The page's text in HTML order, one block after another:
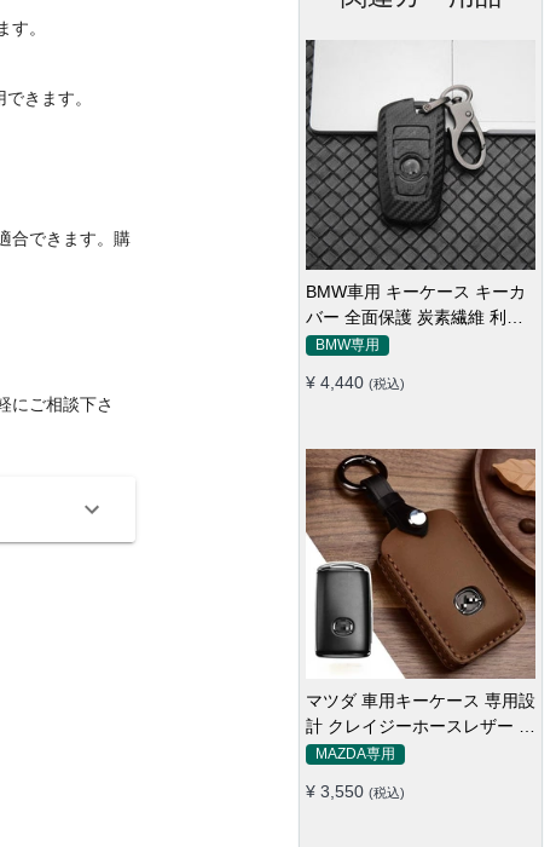
。
きます。
合できます。購
にご相談下さ
BMW車用 キーケース キーカ
バー 全面保護 炭素繊維 利便
性 取付簡単 防塵防水 落下防
G30 F11 X3 F25 X4 I3 M3 M4
BMW専用
¥ 4,440 (税込)
マツダ 車用キーケース 専用設
計 クレイジーホースレザー 高
級 耐摩耗性 オシャレ
MAZDA専用
¥ 3,550 (税込)